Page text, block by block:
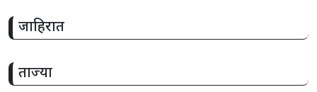
जाहिरात
ताज्या